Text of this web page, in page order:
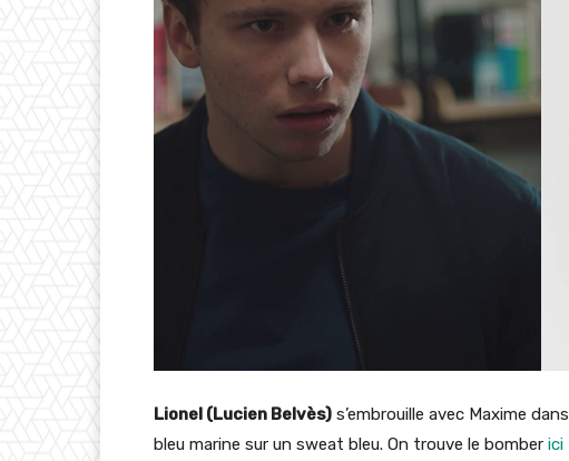
Lionel (Lucien Belvès) s’embrouille avec Maxime dans
bleu marine sur un sweat bleu. On trouve le bomber ici